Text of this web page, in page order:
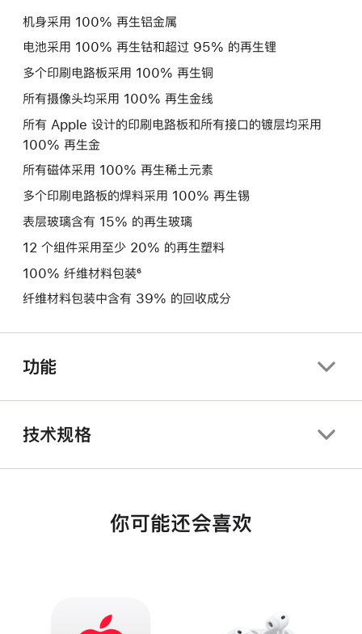
机身采用 100% 再生铝金属
电池采用 100% 再生钴和超过 95% 的再生锂
多个印刷电路板采用 100% 再生铜
所有摄像头均采用 100% 再生金线
所有 Apple 设计的印刷电路板和所有接口的镀层均采用
100% 再生金
所有磁体采用 100% 再生稀土元素
多个印刷电路板的焊料采用 100% 再生锡
表层玻璃含有 15% 的再生玻璃
12 个组件采用至少 20% 的再生塑料
100% 纤维材料包装⁶
纤维材料包装中含有 39% 的回收成分
功能
技术规格
你可能还会喜欢